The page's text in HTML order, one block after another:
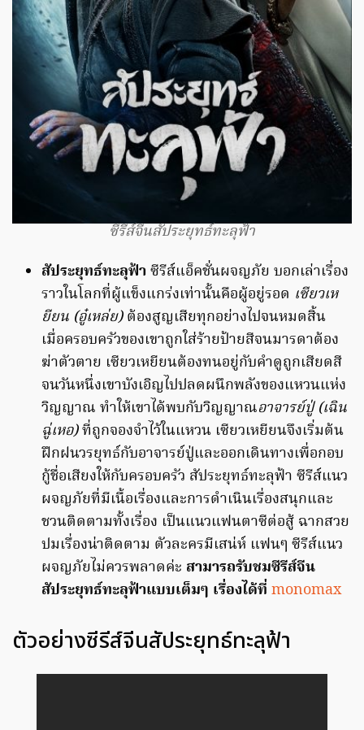
ซีรีส์จีนสัประยุทธ์ทะลุฟ้า
สัประยุทธ์ทะลุฟ้าซีรีส์แอ็คชั่นผจญภัย บอกเล่าเรื่อง
ราวในโลกที่ผู้แข็งแกร่งเท่านั้นคือผู้อยู่รอด เซียวเห
ยียน (อู๋เหล่ย)ต้องสูญเสียทุกอย่างไปจนหมดสิ้น
เมื่อครอบครัวของเขาถูกใส่ร้ายป้ายสีจนมารดาต้อง
ฆ่าตัวตาย เซียวเหยียนต้องทนอยู่กับคำดูถูกเสียดสี
จนวันหนึ่งเขาบังเอิญไปปลดผนึกพลังของแหวนแห่ง
วิญญาณ ทำให้เขาได้พบกับวิญญาณอาจารย์ปู่ (เฉิน
ฉู่เหอ)ที่ถูกจองจำไว้ในแหวน เซียวเหยียนจึงเริ่มต้น
ฝึกฝนวรยุทธ์กับอาจารย์ปู่และออกเดินทางเพื่อกอบ
กู้ชื่อเสียงให้กับครอบครัว สัประยุทธ์ทะลุฟ้า ซีรีส์แนว
ผจญภัยที่มีเนื้อเรื่องและการดำเนินเรื่องสนุกและ
ชวนติดตามทั้งเรื่อง เป็นแนวแฟนตาซีต่อสู้ ฉากสวย
ปมเรื่องน่าติดตาม ตัวละครมีเสน่ห์ แฟนๆ ซีรีส์แนว
ผจญภัยไม่ควรพลาดค่ะ สามารถรับชมซีรีส์จีน
สัประยุทธ์ทะลุฟ้าแบบเต็มๆ เรื่องได้ที่ monomax
ตัวอย่างซีรีส์จีนสัประยุทธ์ทะลุฟ้า